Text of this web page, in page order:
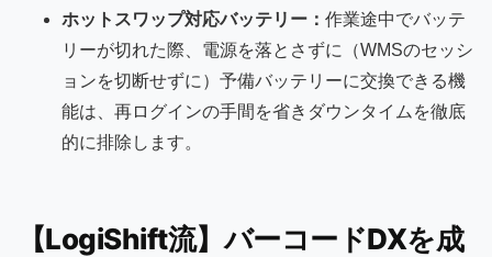
ホットスワップ対応バッテリー： 作業途中でバッテ
リーが切れた際、電源を落とさずに（WMSのセッシ
ョンを切断せずに）予備バッテリーに交換できる機
能は、再ログインの手間を省きダウンタイムを徹底
的に排除します。
【LogiShift流】バーコードDXを成